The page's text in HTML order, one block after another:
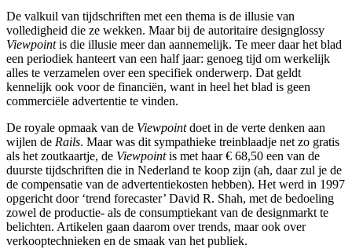
De valkuil van tijdschriften met een thema is de illusie van
volledigheid die ze wekken. Maar bij de autoritaire designglossy
Viewpointis die illusie meer dan aannemelijk. Te meer daar het blad
een periodiek hanteert van een half jaar: genoeg tijd om werkelijk
alles te verzamelen over een specifiek onderwerp. Dat geldt
kennelijk ook voor de financiën, want in heel het blad is geen
commerciële advertentie te vinden.
De royale opmaak van de Viewpointdoet in de verte denken aan
wijlen de Rails. Maar was dit sympathieke treinblaadje net zo gratis
als het zoutkaartje, de Viewpointis met haar € 68,50 een van de
duurste tijdschriften die in Nederland te koop zijn (ah, daar zul je de
de compensatie van de advertentiekosten hebben). Het werd in 1997
opgericht door ‘trend forecaster’ David R. Shah, met de bedoeling
zowel de productie- als de consumptiekant van de designmarkt te
belichten. Artikelen gaan daarom over trends, maar ook over
verkooptechnieken en de smaak van het publiek.